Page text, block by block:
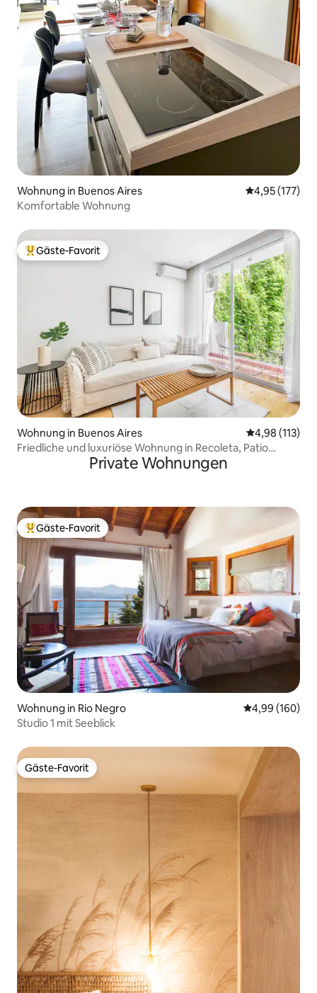
Wohnung in Buenos Aires
4,95 (177)
Komfortable Wohnung
Beliebter Gäste-Favorit.
Gäste-Favorit
Wohnung in Buenos Aires
4,98 (113)
Friedliche und luxuriöse Wohnung in Recoleta, Patio
Private Wohnungen
Beliebter Gäste-Favorit.
Gäste-Favorit
Wohnung in Ri­o Negro
4,99 (160)
Studio 1 mit Seeblick
Gäste-Favorit
Gäste-Favorit